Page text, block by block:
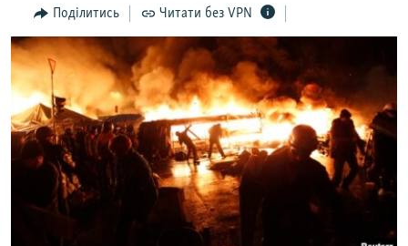
Перейти
до
пошуку
ПОГЛЯД
ІНТЕРВ'Ю
ВСЕ ЗА ДЕНЬ
СПЕЦПРОЕКТИ
ДЕПОРТАЦІЯ
ВІДЕОУРОКИ «ELIFBE»
СВІДЧЕННЯ ОКУПАЦІЇ
ЯК ОБІЙТИ БЛОКУВАННЯ
Русский
Поділитись Читати без VPN